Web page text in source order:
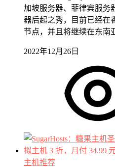
加坡服务器、菲律宾服务
器后起之秀，目前已经在
节点，并且将继续在东南
2022年12月26日
主机推荐